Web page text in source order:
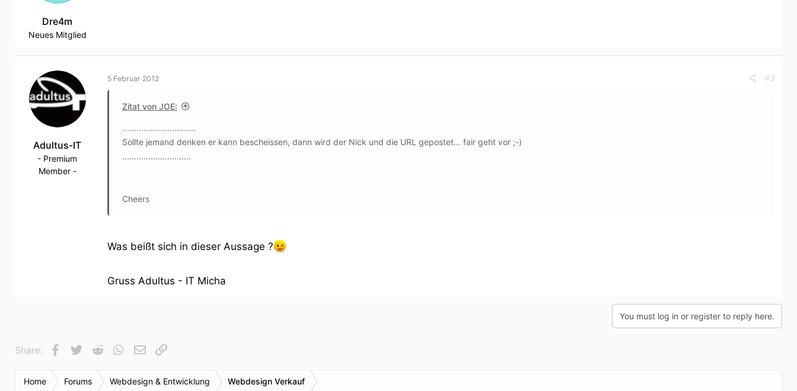
Dre4m
Neues Mitglied
Adultus-IT
- Premium
Member -
5 Februar 2012 #3
Zitat von JOE:
...............................
Sollte jemand denken er kann bescheissen, dann wird der Nick und die URL gepostet... fair geht vor ;-)
.............................
Cheers
Was beißt sich in dieser Aussage ?
Gruss Adultus - IT Micha
You must log in or register to reply here.
Share: FacebookTwitterReddit WhatsApp
E-Mail
Home Forums Webdesign & Entwicklung Webdesign Verkauf